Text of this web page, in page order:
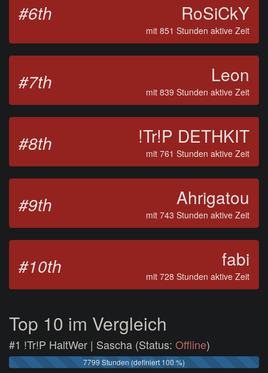
#6th RoSiCkY
mit 851 Stunden aktive Zeit
#7th Leon
mit 839 Stunden aktive Zeit
#8th !Tr!P DETHKIT
mit 761 Stunden aktive Zeit
#9th Ahrigatou
mit 743 Stunden aktive Zeit
#10th fabi
mit 728 Stunden aktive Zeit
Top 10 im Vergleich
#1 !Tr!P HaltWer | Sascha (Status: Offline)
7799 Stunden (definiert 100 %)